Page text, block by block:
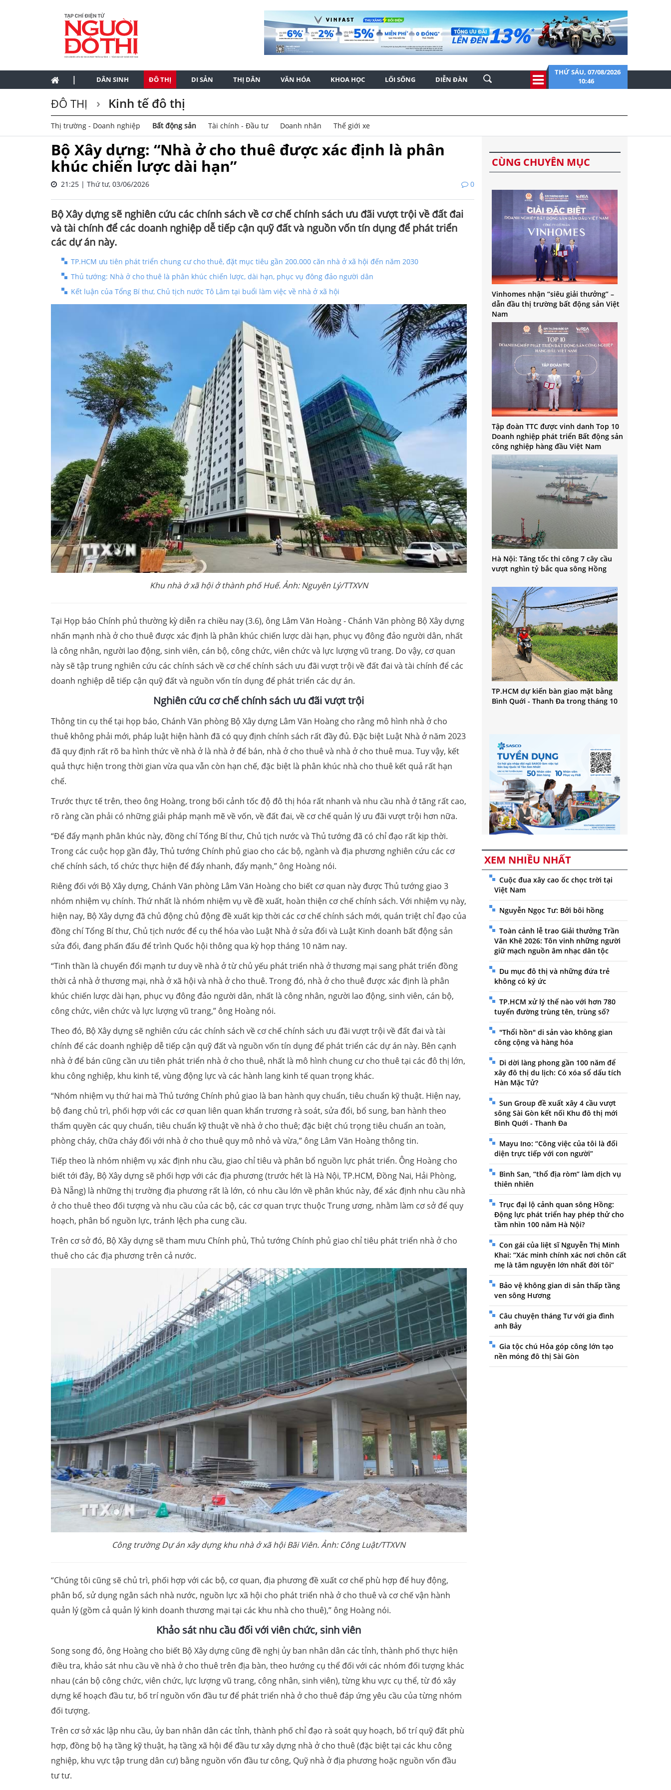
| DÂN SINH ĐÔ THỊ DI SẢN THỊ DÂN VĂN HÓA KHOA HỌC LỐI SỐNG DIỄN ĐÀN
THỨ SÁU, 07/08/2026
10:46
ĐÔ THỊ Kinh tế đô thị
Thị trường - Doanh nghiệp Bất động sản Tài chính - Đầu tư Doanh nhân Thế giới xe
Bộ Xây dựng: “Nhà ở cho thuê được xác định là phân
khúc chiến lược dài hạn”
21:25 | Thứ tư, 03/06/2026 0
Bộ Xây dựng sẽ nghiên cứu các chính sách về cơ chế chính sách ưu đãi vượt trội về đất đai
và tài chính để các doanh nghiệp dễ tiếp cận quỹ đất và nguồn vốn tín dụng để phát triển
các dự án này.
TP.HCM ưu tiên phát triển chung cư cho thuê, đặt mục tiêu gần 200.000 căn nhà ở xã hội đến năm 2030
Thủ tướng: Nhà ở cho thuê là phân khúc chiến lược, dài hạn, phục vụ đông đảo người dân
Kết luận của Tổng Bí thư, Chủ tịch nước Tô Lâm tại buổi làm việc về nhà ở xã hội
Khu nhà ở xã hội ở thành phố Huế. Ảnh: Nguyên Lý/TTXVN
Tại Họp báo Chính phủ thường kỳ diễn ra chiều nay (3.6), ông Lâm Văn Hoàng - Chánh Văn phòng Bộ Xây dựng
nhấn mạnh nhà ở cho thuê được xác định là phân khúc chiến lược dài hạn, phục vụ đông đảo người dân, nhất
là công nhân, người lao động, sinh viên, cán bộ, công chức, viên chức và lực lượng vũ trang. Do vậy, cơ quan
này sẽ tập trung nghiên cứu các chính sách về cơ chế chính sách ưu đãi vượt trội về đất đai và tài chính để các
doanh nghiệp dễ tiếp cận quỹ đất và nguồn vốn tín dụng để phát triển các dự án.
Nghiên cứu cơ chế chính sách ưu đãi vượt trội
Thông tin cụ thể tại họp báo, Chánh Văn phòng Bộ Xây dựng Lâm Văn Hoàng cho rằng mô hình nhà ở cho
thuê không phải mới, pháp luật hiện hành đã có quy định chính sách rất đầy đủ. Đặc biệt Luật Nhà ở năm 2023
đã quy định rất rõ ba hình thức về nhà ở là nhà ở để bán, nhà ở cho thuê và nhà ở cho thuê mua. Tuy vậy, kết
quả thực hiện trong thời gian vừa qua vẫn còn hạn chế, đặc biệt là phân khúc nhà cho thuê kết quả rất hạn
chế.
Trước thực tế trên, theo ông Hoàng, trong bối cảnh tốc độ đô thị hóa rất nhanh và nhu cầu nhà ở tăng rất cao,
rõ ràng cần phải có những giải pháp mạnh mẽ về vốn, về đất đai, về cơ chế quản lý ưu đãi vượt trội hơn nữa.
“Để đẩy mạnh phân khúc này, đồng chí Tổng Bí thư, Chủ tịch nước và Thủ tướng đã có chỉ đạo rất kịp thời.
Trong các cuộc họp gần đây, Thủ tướng Chính phủ giao cho các bộ, ngành và địa phương nghiên cứu các cơ
chế chính sách, tổ chức thực hiện để đẩy nhanh, đẩy mạnh,” ông Hoàng nói.
Riêng đối với Bộ Xây dựng, Chánh Văn phòng Lâm Văn Hoàng cho biết cơ quan này được Thủ tướng giao 3
nhóm nhiệm vụ chính. Thứ nhất là nhóm nhiệm vụ về đề xuất, hoàn thiện cơ chế chính sách. Với nhiệm vụ này,
hiện nay, Bộ Xây dựng đã chủ động chủ động đề xuất kịp thời các cơ chế chính sách mới, quán triệt chỉ đạo của
đồng chí Tổng Bí thư, Chủ tịch nước để cụ thể hóa vào Luật Nhà ở sửa đổi và Luật Kinh doanh bất động sản
sửa đổi, đang phấn đấu để trình Quốc hội thông qua kỳ họp tháng 10 năm nay.
“Tinh thần là chuyển đổi mạnh tư duy về nhà ở từ chủ yếu phát triển nhà ở thương mại sang phát triển đồng
thời cả nhà ở thương mại, nhà ở xã hội và nhà ở cho thuê. Trong đó, nhà ở cho thuê được xác định là phân
khúc chiến lược dài hạn, phục vụ đông đảo người dân, nhất là công nhân, người lao động, sinh viên, cán bộ,
công chức, viên chức và lực lượng vũ trang,” ông Hoàng nói.
Theo đó, Bộ Xây dựng sẽ nghiên cứu các chính sách về cơ chế chính sách ưu đãi vượt trội về đất đai và tài
chính để các doanh nghiệp dễ tiếp cận quỹ đất và nguồn vốn tín dụng để phát triển các dự án này. Bên cạnh
nhà ở để bán cũng cần ưu tiên phát triển nhà ở cho thuê, nhất là mô hình chung cư cho thuê tại các đô thị lớn,
khu công nghiệp, khu kinh tế, vùng động lực và các hành lang kinh tế quan trọng khác.
“Nhóm nhiệm vụ thứ hai mà Thủ tướng Chính phủ giao là ban hành quy chuẩn, tiêu chuẩn kỹ thuật. Hiện nay,
bộ đang chủ trì, phối hợp với các cơ quan liên quan khẩn trương rà soát, sửa đổi, bổ sung, ban hành theo
thẩm quyền các quy chuẩn, tiêu chuẩn kỹ thuật về nhà ở cho thuê; đặc biệt chú trọng tiêu chuẩn an toàn,
phòng cháy, chữa cháy đối với nhà ở cho thuê quy mô nhỏ và vừa,” ông Lâm Văn Hoàng thông tin.
Tiếp theo là nhóm nhiệm vụ xác định nhu cầu, giao chỉ tiêu và phân bổ nguồn lực phát triển. Ông Hoàng cho
biết tới đây, Bộ Xây dựng sẽ phối hợp với các địa phương (trước hết là Hà Nội, TP.HCM, Đồng Nai, Hải Phòng,
Đà Nẵng) là những thị trường địa phương rất là lớn, có nhu cầu lớn về phân khúc này, để xác định nhu cầu nhà
ở cho thuê theo đối tượng và nhu cầu của các bộ, các cơ quan trực thuộc Trung ương, nhằm làm cơ sở để quy
hoạch, phân bổ nguồn lực, tránh lệch pha cung cầu.
Trên cơ sở đó, Bộ Xây dựng sẽ tham mưu Chính phủ, Thủ tướng Chính phủ giao chỉ tiêu phát triển nhà ở cho
thuê cho các địa phương trên cả nước.
Công trường Dự án xây dựng khu nhà ở xã hội Bãi Viên. Ảnh: Công Luật/TTXVN
“Chúng tôi cũng sẽ chủ trì, phối hợp với các bộ, cơ quan, địa phương đề xuất cơ chế phù hợp để huy động,
phân bổ, sử dụng ngân sách nhà nước, nguồn lực xã hội cho phát triển nhà ở cho thuê và cơ chế vận hành
quản lý (gồm cả quản lý kinh doanh thương mại tại các khu nhà cho thuê),” ông Hoàng nói.
Khảo sát nhu cầu đối với viên chức, sinh viên
Song song đó, ông Hoàng cho biết Bộ Xây dựng cũng đề nghị ủy ban nhân dân các tỉnh, thành phố thực hiện
điều tra, khảo sát nhu cầu về nhà ở cho thuê trên địa bàn, theo hướng cụ thể đối với các nhóm đối tượng khác
nhau (cán bộ công chức, viên chức, lực lượng vũ trang, công nhân, sinh viên), từng khu vực cụ thể, từ đó xây
dựng kế hoạch đầu tư, bố trí nguồn vốn đầu tư để phát triển nhà ở cho thuê đáp ứng yêu cầu của từng nhóm
đối tượng.
Trên cơ sở xác lập nhu cầu, ủy ban nhân dân các tỉnh, thành phố chỉ đạo rà soát quy hoạch, bố trí quỹ đất phù
hợp, đồng bộ hạ tầng kỹ thuật, hạ tầng xã hội để đầu tư xây dựng nhà ở cho thuê (đặc biệt tại các khu công
nghiệp, khu vực tập trung dân cư) bằng nguồn vốn đầu tư công, Quỹ nhà ở địa phương hoặc nguồn vốn đầu
tư tư.
CÙNG CHUYÊN MỤC
Vinhomes nhận “siêu giải thưởng” –
dẫn đầu thị trường bất động sản Việt
Nam
Tập đoàn TTC được vinh danh Top 10
Doanh nghiệp phát triển Bất động sản
công nghiệp hàng đầu Việt Nam
Hà Nội: Tăng tốc thi công 7 cây cầu
vượt nghìn tỷ bắc qua sông Hồng
TP.HCM dự kiến bàn giao mặt bằng
Bình Quới - Thanh Đa trong tháng 10
XEM NHIỀU NHẤT
Cuộc đua xây cao ốc chọc trời tại
Việt Nam
Nguyễn Ngọc Tư: Bởi bôi hồng
Toàn cảnh lễ trao Giải thưởng Trần
Văn Khê 2026: Tôn vinh những người
giữ mạch nguồn âm nhạc dân tộc
Du mục đô thị và những đứa trẻ
không có ký ức
TP.HCM xử lý thế nào với hơn 780
tuyến đường trùng tên, trùng số?
"Thổi hồn" di sản vào không gian
công cộng và hàng hóa
Di dời làng phong gần 100 năm để
xây đô thị du lịch: Có xóa sổ dấu tích
Hàn Mặc Tử?
Sun Group đề xuất xây 4 cầu vượt
sông Sài Gòn kết nối Khu đô thị mới
Bình Quới - Thanh Đa
Mayu Ino: “Công việc của tôi là đối
diện trực tiếp với con người”
Bình San, “thổ địa ròm” làm dịch vụ
thiên nhiên
Trục đại lộ cảnh quan sông Hồng:
Động lực phát triển hay phép thử cho
tầm nhìn 100 năm Hà Nội?
Con gái của liệt sĩ Nguyễn Thị Minh
Khai: “Xác minh chính xác nơi chôn cất
mẹ là tâm nguyện lớn nhất đời tôi”
Bảo vệ không gian di sản thấp tầng
ven sông Hương
Câu chuyện tháng Tư với gia đình
anh Bảy
Gia tộc chú Hỏa góp công lớn tạo
nền móng đô thị Sài Gòn